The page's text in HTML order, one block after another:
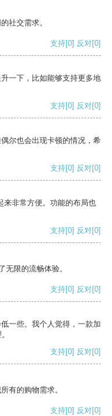
社交需求。
支持[0] 反对[0]
一下，比如能够支持更多地
支持[0] 反对[0]
尔也会出现卡顿的情况，希
支持[0] 反对[0]
来非常方便。功能的布局也
支持[0] 反对[0]
限的流畅体验。
支持[0] 反对[0]
一些。我个人觉得，一款加
支持[0] 反对[0]
有的购物需求。
支持[0] 反对[0]